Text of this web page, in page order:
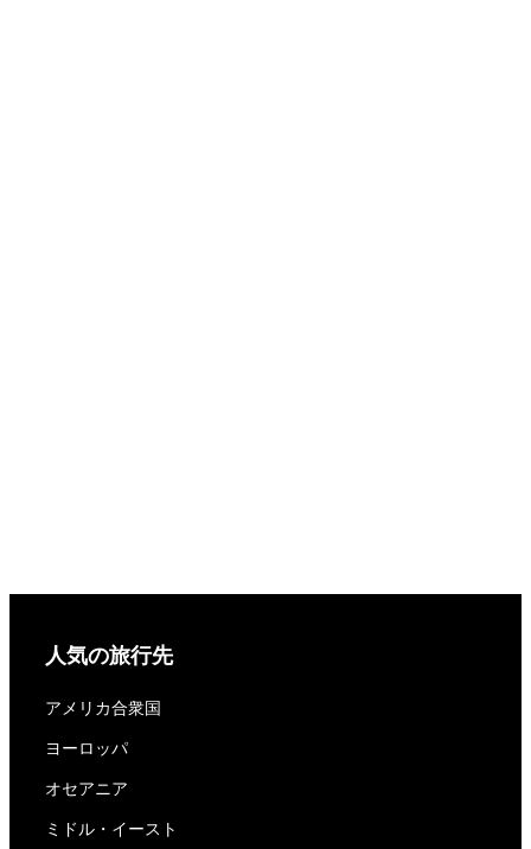
人気の旅行先
アメリカ合衆国
ヨーロッパ
オセアニア
ミドル・イースト